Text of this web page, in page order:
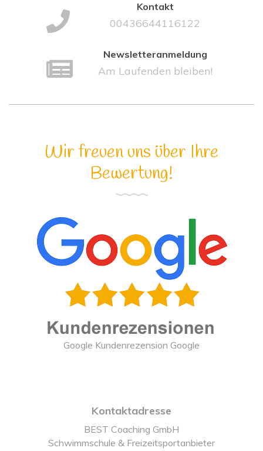
Kontakt
00436644116122
Newsletteranmeldung
Am Laufenden bleiben!
Wir freuen uns über Ihre
Bewertung!
Google Kundenrezension Google
Kontaktadresse
BEST Coaching GmbH
Schwimmschule & Freizeitsportanbieter